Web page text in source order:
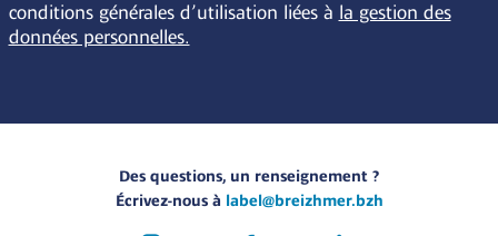
conditions générales d’utilisation liées à la gestion des
données personnelles.
Des questions, un renseignement ?
Écrivez-nous à label@breizhmer.bzh